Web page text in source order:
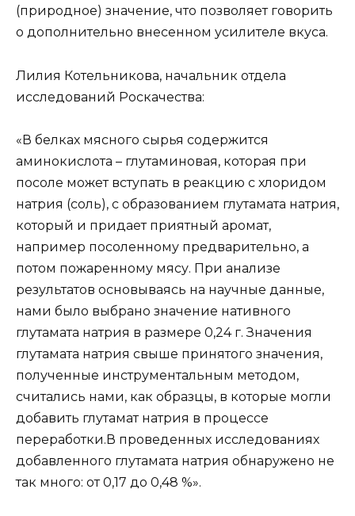
(природное) значение, что позволяет говорить
о дополнительно внесенном усилителе вкуса.
Лилия Котельникова, начальник отдела
исследований Роскачества:
«В белках мясного сырья содержится
аминокислота – глутаминовая, которая при
посоле может вступать в реакцию с хлоридом
натрия (соль), с образованием глутамата натрия,
который и придает приятный аромат,
например посоленному предварительно, а
потом пожаренному мясу. При анализе
результатов основываясь на научные данные,
нами было выбрано значение нативного
глутамата натрия в размере 0,24 г. Значения
глутамата натрия свыше принятого значения,
полученные инструментальным методом,
считались нами, как образцы, в которые могли
добавить глутамат натрия в процессе
переработки.В проведенных исследованиях
добавленного глутамата натрия обнаружено не
так много: от 0,17 до 0,48 %».